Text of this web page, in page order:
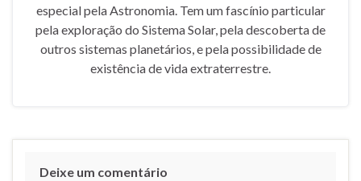
especial pela Astronomia. Tem um fascínio particular
pela exploração do Sistema Solar, pela descoberta de
outros sistemas planetários, e pela possibilidade de
existência de vida extraterrestre.
Deixe um comentário